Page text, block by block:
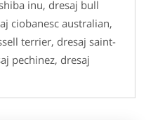
inu, dresaj bull
ciobanesc australian,
terrier, dresaj saint-
pechinez, dresaj